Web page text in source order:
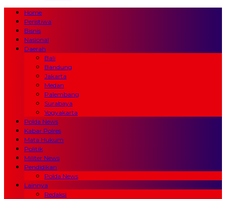
Home
Peristiwa
Bisnis
Nasional
Daerah
Bali
Bandung
Jakarta
Medan
Palembang
Surabaya
Yogyakarta
Polda News
Kabar Polres
Mata Hukum
Politik
Militer News
Pendidikan
Polda News
Lainnya
Redaksi